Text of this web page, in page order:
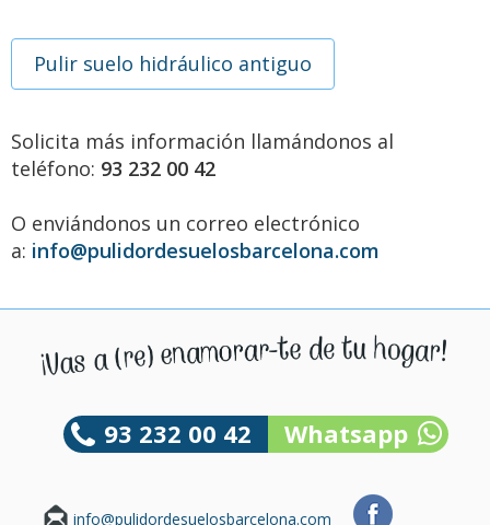
Pulir suelo hidráulico antiguo
Solicita más información llamándonos al
teléfono: 93 232 00 42
O enviándonos un correo electrónico
a: info@pulidordesuelosbarcelona.com
93 232 00 42 Whatsapp
info@pulidordesuelosbarcelona.com